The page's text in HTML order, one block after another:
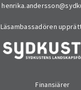
Läsambassadören
Finansiärer